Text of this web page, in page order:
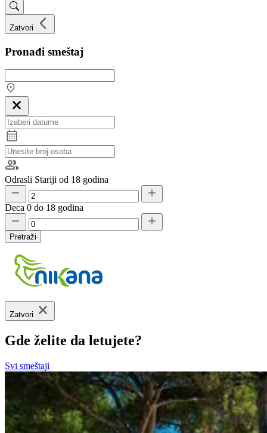
Zatvori
Pronađi smeštaj
Odrasli Stariji od 18 godina
Deca 0 do 18 godina
Pretraži
Zatvori
Gde želite da letujete?
Svi smeštaji